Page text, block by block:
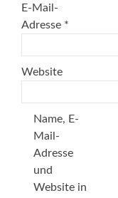
E-Mail-
Adresse *
Website
Name, E-
Mail-
Adresse
und
Website in